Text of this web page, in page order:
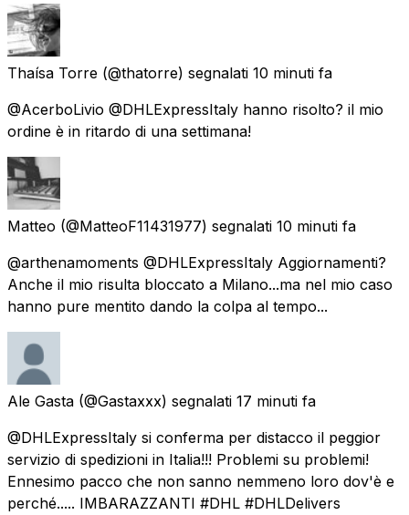
Thaísa Torre (@thatorre) segnalati 10 minuti fa
@AcerboLivio @DHLExpressItaly hanno risolto? il mio
ordine è in ritardo di una settimana!
Matteo (@MatteoF11431977) segnalati 10 minuti fa
@arthenamoments @DHLExpressItaly Aggiornamenti?
Anche il mio risulta bloccato a Milano...ma nel mio caso
hanno pure mentito dando la colpa al tempo...
Ale Gasta (@Gastaxxx) segnalati 17 minuti fa
@DHLExpressItaly si conferma per distacco il peggior
servizio di spedizioni in Italia!!! Problemi su problemi!
Ennesimo pacco che non sanno nemmeno loro dov'è e
perché..... IMBARAZZANTI #DHL #DHLDelivers